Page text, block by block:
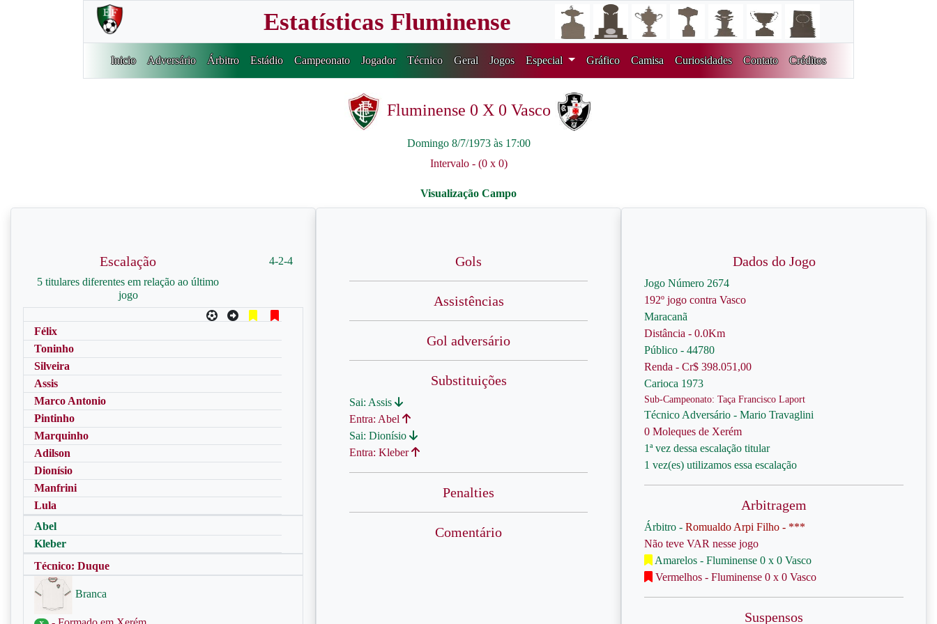
Estatísticas Fluminense
Inicio Adversário Árbitro Estádio Campeonato Jogador Técnico Geral Jogos Especial Gráfico Camisa Curiosidades Contato Créditos
Fluminense 0 X 0 Vasco
Domingo 8/7/1973 às 17:00
Intervalo - (0 x 0)
Escalação
5 titulares diferentes em relação ao último
jogo
4-2-4
Félix
Toninho
Silveira
Assis
Marco Antonio
Pintinho
Marquinho
Adilson
Dionísio
Manfrini
Lula
Abel
Kleber
Técnico: Duque
Branca
Gols
Assistências
Gol adversário
Substituições
Sai: Assis
Entra: Abel
Sai: Dionísio
Entra: Kleber
Penalties
Comentário
Dados do Jogo
Jogo Número 2674
192º jogo contra Vasco
Maracanã
Distância - 0.0Km
Público - 44780
Renda - Cr$ 398.051,00
Carioca 1973
Sub-Campeonato: Taça Francisco Laport
Técnico Adversário - Mario Travaglini
0 Moleques de Xerém
1ª vez dessa escalação titular
1 vez(es) utilizamos essa escalação
Arbitragem
Árbitro - Romualdo Arpi Filho - ***
Não teve VAR nesse jogo
Amarelos - Fluminense 0 x 0 Vasco
Vermelhos - Fluminense 0 x 0 Vasco
Suspensos